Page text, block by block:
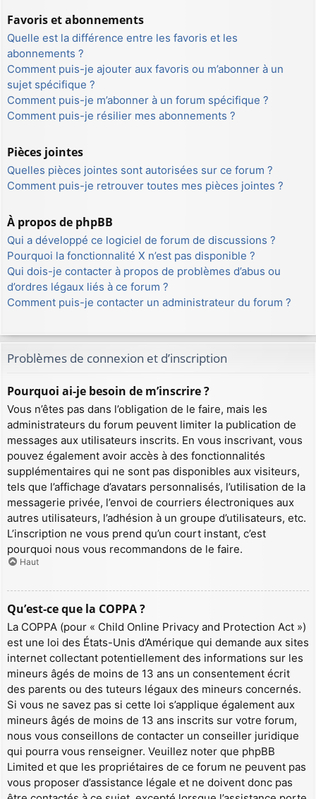
Favoris et abonnements
Quelle est la différence entre les favoris et les
abonnements ?
Comment puis-je ajouter aux favoris ou m’abonner à un
sujet spécifique ?
Comment puis-je m’abonner à un forum spécifique ?
Comment puis-je résilier mes abonnements ?
Pièces jointes
Quelles pièces jointes sont autorisées sur ce forum ?
Comment puis-je retrouver toutes mes pièces jointes ?
À propos de phpBB
Qui a développé ce logiciel de forum de discussions ?
Pourquoi la fonctionnalité X n’est pas disponible ?
Qui dois-je contacter à propos de problèmes d’abus ou
d’ordres légaux liés à ce forum ?
Comment puis-je contacter un administrateur du forum ?
Problèmes de connexion et d’inscription
Pourquoi ai-je besoin de m’inscrire ?
Vous n’êtes pas dans l’obligation de le faire, mais les
administrateurs du forum peuvent limiter la publication de
messages aux utilisateurs inscrits. En vous inscrivant, vous
pouvez également avoir accès à des fonctionnalités
supplémentaires qui ne sont pas disponibles aux visiteurs,
tels que l’affichage d’avatars personnalisés, l’utilisation de la
messagerie privée, l’envoi de courriers électroniques aux
autres utilisateurs, l’adhésion à un groupe d’utilisateurs, etc.
L’inscription ne vous prend qu’un court instant, c’est
pourquoi nous vous recommandons de le faire.
Haut
Qu’est-ce que la COPPA ?
La COPPA (pour « Child Online Privacy and Protection Act »)
est une loi des États-Unis d’Amérique qui demande aux sites
internet collectant potentiellement des informations sur les
mineurs âgés de moins de 13 ans un consentement écrit
des parents ou des tuteurs légaux des mineurs concernés.
Si vous ne savez pas si cette loi s’applique également aux
mineurs âgés de moins de 13 ans inscrits sur votre forum,
nous vous conseillons de contacter un conseiller juridique
qui pourra vous renseigner. Veuillez noter que phpBB
Limited et que les propriétaires de ce forum ne peuvent pas
vous proposer d’assistance légale et ne doivent donc pas